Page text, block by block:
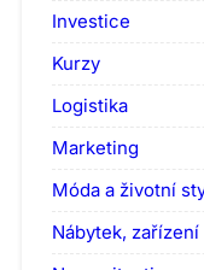
Investice
Kurzy
Logistika
Marketing
Móda a životní
Nábytek,